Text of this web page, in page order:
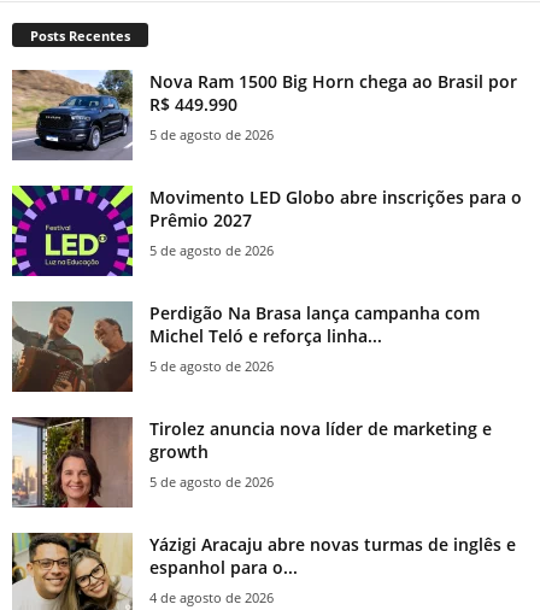
Posts Recentes
Nova Ram 1500 Big Horn chega ao Brasil por
R$ 449.990
5 de agosto de 2026
Movimento LED Globo abre inscrições para o
Prêmio 2027
5 de agosto de 2026
Perdigão Na Brasa lança campanha com
Michel Teló e reforça linha...
5 de agosto de 2026
Tirolez anuncia nova líder de marketing e
growth
5 de agosto de 2026
Yázigi Aracaju abre novas turmas de inglês e
espanhol para o...
4 de agosto de 2026